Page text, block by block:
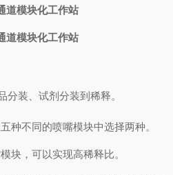
道模块化工作站
道模块化工作站
分装、试剂分装到稀释。
种不同的喷嘴模块中选择两种。
块，可以实现高稀释比。